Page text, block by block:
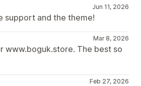
Jun 11, 2026
support and the theme!
Mar 8, 2026
www.boguk.store. The best so
Feb 27, 2026